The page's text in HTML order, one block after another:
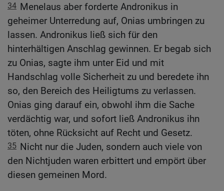
34 Menelaus aber forderte Andronikus in
geheimer Unterredung auf, Onias umbringen zu
lassen. Andronikus ließ sich für den
hinterhältigen Anschlag gewinnen. Er begab sich
zu Onias, sagte ihm unter Eid und mit
Handschlag volle Sicherheit zu und beredete ihn
so, den Bereich des Heiligtums zu verlassen.
Onias ging darauf ein, obwohl ihm die Sache
verdächtig war, und sofort ließ Andronikus ihn
töten, ohne Rücksicht auf Recht und Gesetz.
35 Nicht nur die Juden, sondern auch viele von
den Nichtjuden waren erbittert und empört über
diesen gemeinen Mord.